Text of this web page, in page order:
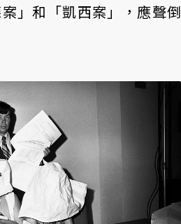
」和「凱西案」，應聲倒